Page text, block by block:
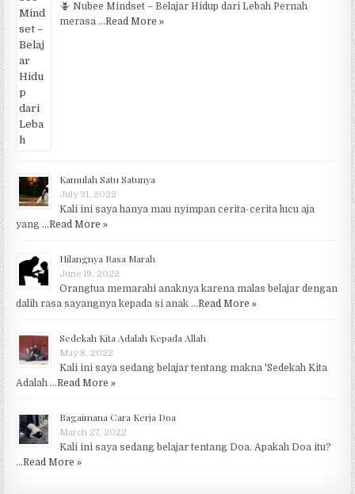
Nubee Mindset – Belajar Hidup dari Lebah Pernah
merasa …Read More »
Kamulah Satu Satunya
July 31, 2022
Kali ini saya hanya mau nyimpan cerita-cerita lucu aja
yang …Read More »
Hilangnya Rasa Marah
June 19, 2022
Orangtua memarahi anaknya karena malas belajar dengan
dalih rasa sayangnya kepada si anak …Read More »
Sedekah Kita Adalah Kepada Allah
May 8, 2022
Kali ini saya sedang belajar tentang makna 'Sedekah Kita
Adalah …Read More »
Bagaimana Cara Kerja Doa
March 27, 2022
Kali ini saya sedang belajar tentang Doa. Apakah Doa itu?
…Read More »